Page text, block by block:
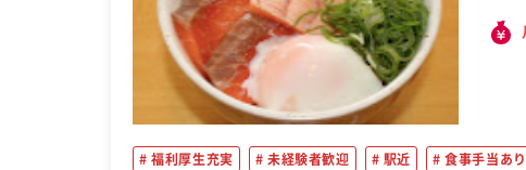
福利厚生充実 未経験者歓迎 駅近 食事手当あり